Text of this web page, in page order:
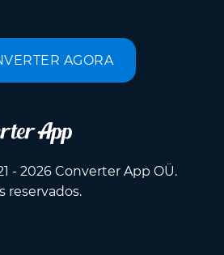
AGORA
- 2026 Converter App OÜ.
reservados.